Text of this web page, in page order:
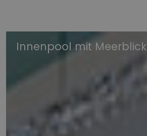
Innenpool mit Meerblick